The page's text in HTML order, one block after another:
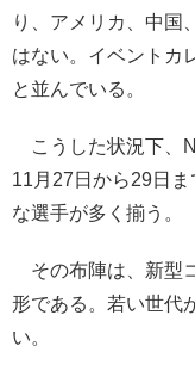
り、アメリカ、中国
はない。イベントカ
と並んでいる。
こうした状況下、
11月27日から29日
な選手が多く揃う。
その布陣は、新型
形である。若い世代
い。